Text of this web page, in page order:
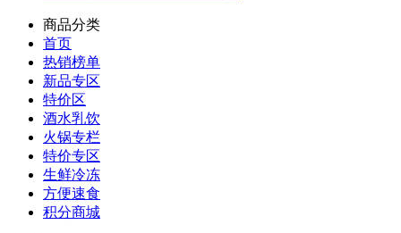
商品分类
首页
热销榜单
新品专区
特价区
酒水乳饮
火锅专栏
特价专区
生鲜冷冻
方便速食
积分商城